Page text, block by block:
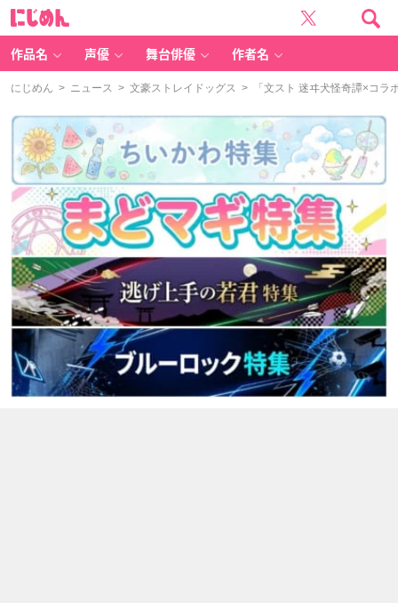
作品名 声優 舞台俳優 作者名
にじめん > ニュース > 文豪ストレイドッグス > 「文スト 迷ヰ犬怪奇譚×コラ